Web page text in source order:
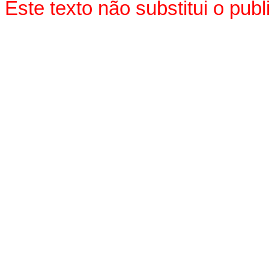
Este texto não substitui o